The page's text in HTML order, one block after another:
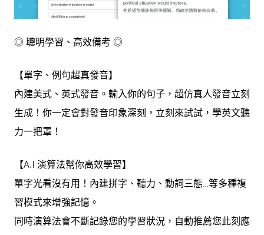
◎ 聰明學習、高效備考 ◎
【單字、例句超真發音】
內建美式、英式發音。輸入你的句子，超仿真人發音立刻
生成！你一定會對發音印象深刻，立刻來試試，學英文聽
力一把罩！
【A.I 演算法幫你高效學習】
單字光看沒有用！內建拼字、聽力、動詞三態…等多種複
習模式來增強記憶。
同時演算法會不斷記錄您的學習狀況，自動推薦您此刻應